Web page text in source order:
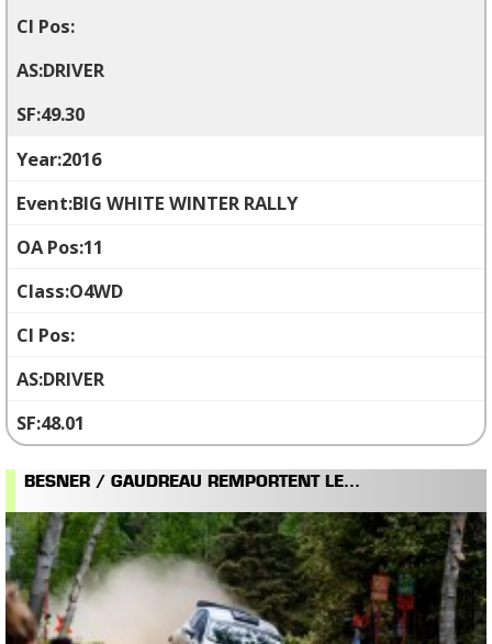
DRIVER
49.30
2016
BIG WHITE WINTER RALLY
11
O4WD
DRIVER
48.01
BESNER / GAUDREAU REMPORTENT LE...